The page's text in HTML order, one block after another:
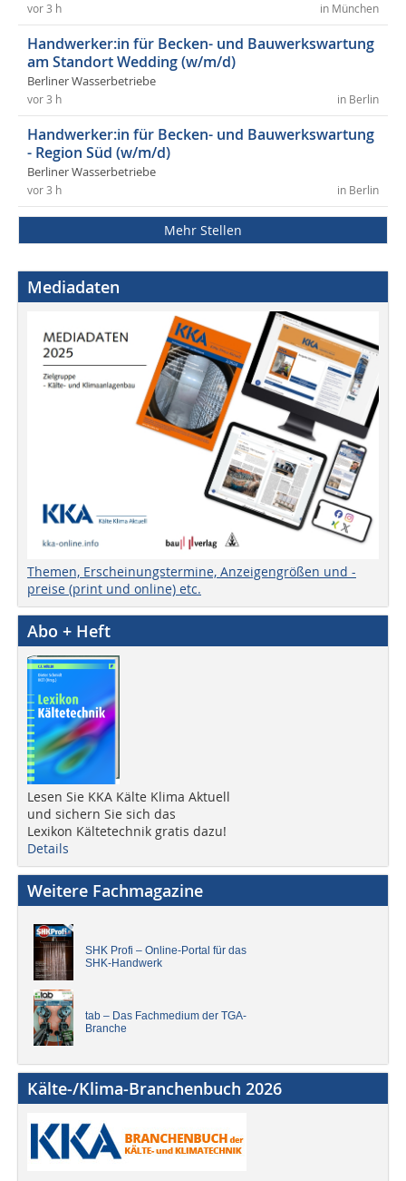
in München
vor 3 h
Handwerker:in für Becken- und Bauwerkswartung
am Standort Wedding (w/m/d)
Berliner Wasserbetriebe
in Berlin
vor 3 h
Handwerker:in für Becken- und Bauwerkswartung
- Region Süd (w/m/d)
Berliner Wasserbetriebe
in Berlin
vor 3 h
Mehr Stellen
Mediadaten
Themen, Erscheinungstermine, Anzeigengrößen und -
preise (print und online) etc.
Abo + Heft
Lesen Sie KKA Kälte Klima Aktuell
und sichern Sie sich das
Lexikon Kältetechnik gratis dazu!
Details
Weitere Fachmagazine
SHK Profi – Online-Portal für das
SHK-Handwerk
tab – Das Fachmedium der TGA-
Branche
Kälte-/Klima-Branchenbuch 2026